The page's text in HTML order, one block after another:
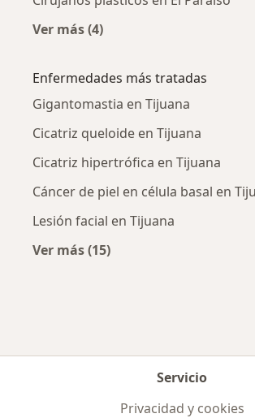
Ver más (4)
Enfermedades más tratadas
Gigantomastia en Tijuana
Cicatriz queloide en Tijuana
Cicatriz hipertrófica en Tijuana
Cáncer de piel en célula basal en
Lesión facial en Tijuana
Ver más (15)
Servicio
Privacidad y cookies